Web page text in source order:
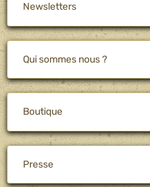
Newsletters
Qui sommes nous ?
Boutique
Presse